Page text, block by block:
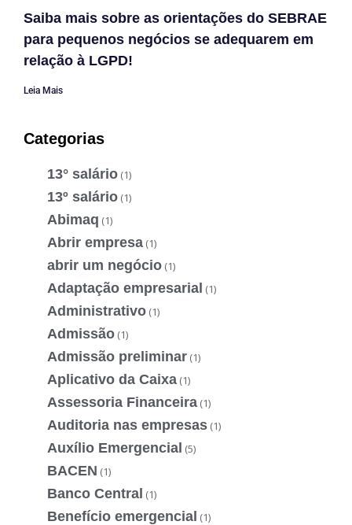
Saiba mais sobre as orientações do SEBRAE
para pequenos negócios se adequarem em
relação à LGPD!
Leia Mais
Categorias
13° salário (1)
13º salário (1)
Abimaq (1)
Abrir empresa (1)
abrir um negócio (1)
Adaptação empresarial (1)
Administrativo (1)
Admissão (1)
Admissão preliminar (1)
Aplicativo da Caixa (1)
Assessoria Financeira (1)
Auditoria nas empresas (1)
Auxílio Emergencial (5)
BACEN (1)
Banco Central (1)
Benefício emergencial (1)